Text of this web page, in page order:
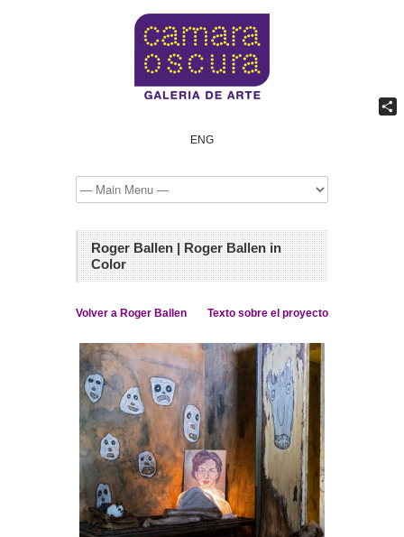
ENG
Roger Ballen | Roger Ballen in
Color
Texto sobre el proyecto
Volver a Roger Ballen